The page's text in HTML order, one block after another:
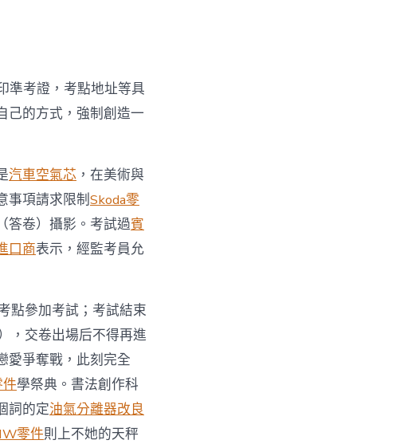
準考證，考點地址等具
己的方式，強制創造一
汽車空氣芯 ，在美術與
事項請求限制Skoda零
答卷）攝影。考試過賓
口商表示，經監考員允
點參加考試；考試結束
，交卷出場后不得再進
愛爭奪戰，此刻完全
學祭典。書法創作科
詞的定油氣分離器改良
零件則上不她的天秤